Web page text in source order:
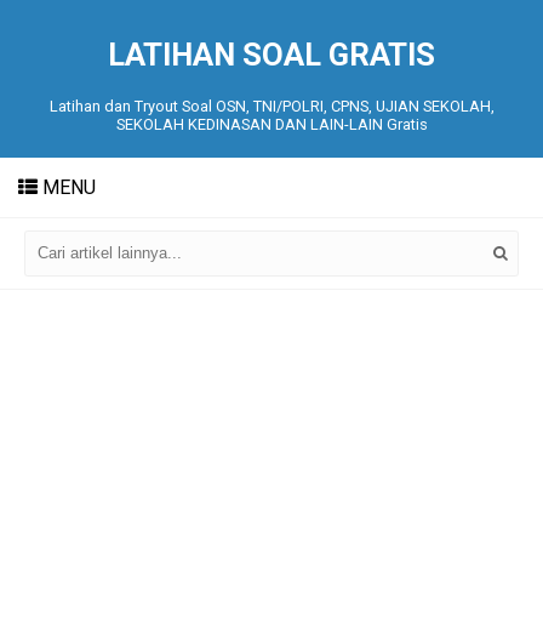
LATIHAN SOAL GRATIS
Latihan dan Tryout Soal OSN, TNI/POLRI, CPNS, UJIAN SEKOLAH,
SEKOLAH KEDINASAN DAN LAIN-LAIN Gratis
MENU